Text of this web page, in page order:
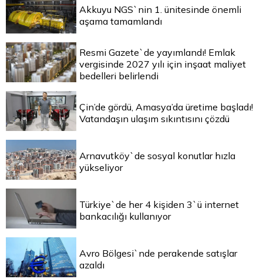
Akkuyu NGS`nin 1. ünitesinde önemli
aşama tamamlandı
Resmi Gazete`de yayımlandı! Emlak
vergisinde 2027 yılı için inşaat maliyet
bedelleri belirlendi
Çin’de gördü, Amasya’da üretime başladı!
Vatandaşın ulaşım sıkıntısını çözdü
Arnavutköy`de sosyal konutlar hızla
yükseliyor
Türkiye`de her 4 kişiden 3`ü internet
bankacılığı kullanıyor
Avro Bölgesi`nde perakende satışlar
azaldı